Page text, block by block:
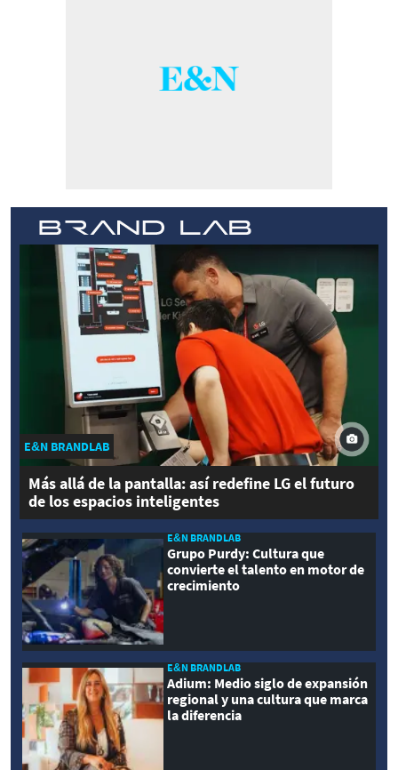
E&N BRANDLAB
Más allá de la pantalla: así redefine LG el futuro
de los espacios inteligentes
E&N BRANDLAB
Grupo Purdy: Cultura que
convierte el talento en motor de
crecimiento
E&N BRANDLAB
Adium: Medio siglo de expansión
regional y una cultura que marca
la diferencia